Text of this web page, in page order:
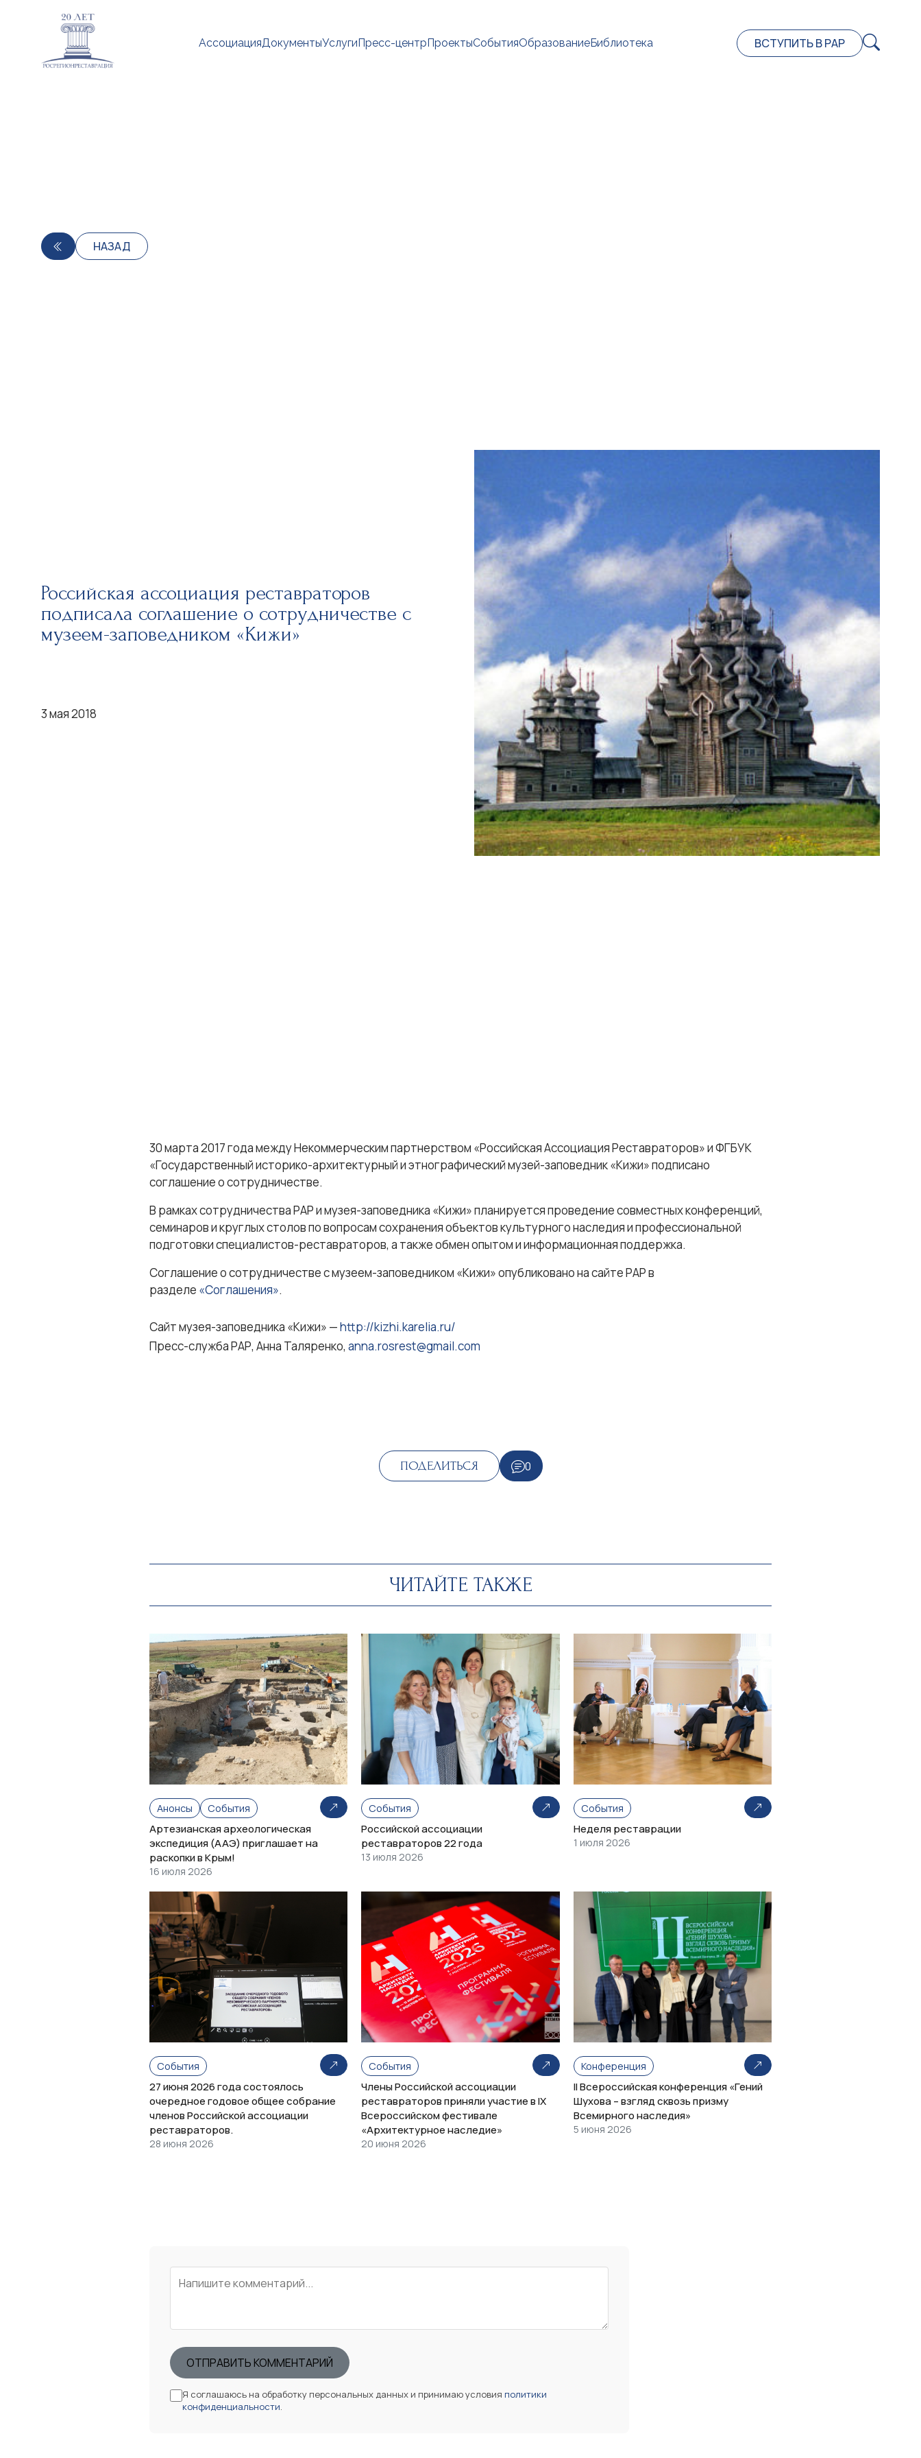
АссоциацияДокументыУслугиПресс-центрПроектыСобытияОбразованиеБиблиотека ВСТУПИТЬ В РАР
НАЗАД
Российская ассоциация реставраторов
подписала соглашение о сотрудничестве с
музеем-заповедником «Кижи»
3 мая 2018
30 марта 2017 года между Некоммерческим партнерством «Российская Ассоциация Реставраторов» и ФГБУК
«Государственный историко-архитектурный и этнографический музей-заповедник «Кижи» подписано
соглашение о сотрудничестве.
В рамках сотрудничества РАР и музея-заповедника «Кижи» планируется проведение совместных конференций,
семинаров и круглых столов по вопросам сохранения объектов культурного наследия и профессиональной
подготовки специалистов-реставраторов, а также обмен опытом и информационная поддержка.
Соглашение о сотрудничестве с музеем-заповедником «Кижи» опубликовано на сайте РАР в
разделе «Соглашения».
Сайт музея-заповедника «Кижи» —http://kizhi.karelia.ru/
Пресс-служба РАР, Анна Таляренко, anna.rosrest@gmail.com
ПОДЕЛИТЬСЯ 0
ЧИТАЙТЕ ТАКЖЕ
Анонсы События
Артезианская археологическая
экспедиция (ААЭ) приглашает на
раскопки в Крым!
16 июля 2026
События
Российской ассоциации
реставраторов 22 года
13 июля 2026
События
Неделя реставрации
1 июля 2026
События
27 июня 2026 года состоялось
очередное годовое общее собрание
членов Российской ассоциации
реставраторов.
28 июня 2026
События
Члены Российской ассоциации
реставраторов приняли участие в IX
Всероссийском фестивале
«Архитектурное наследие»
20 июня 2026
Конференция
II Всероссийская конференция «Гений
Шухова – взгляд сквозь призму
Всемирного наследия»
5 июня 2026
ОТПРАВИТЬ КОММЕНТАРИЙ
Я соглашаюсь на обработку персональных данных и принимаю условия политики
конфиденциальности.